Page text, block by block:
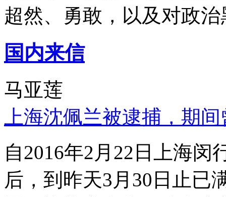
超然、勇敢，以及对政
国内来信
马亚莲
上海沈佩兰被逮捕，期
自2016年2月22日上海
后，到昨天3月30日止已